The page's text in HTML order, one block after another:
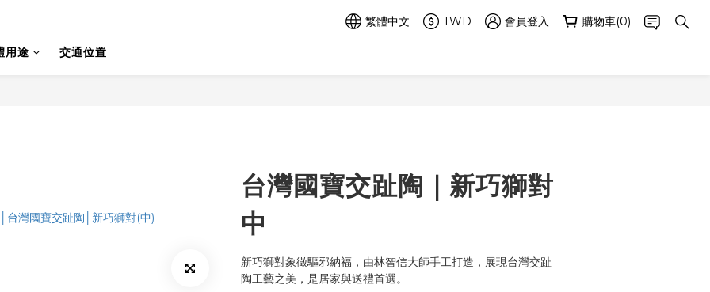
繁體中文 TWD 會員登入 購物車(0)
用途 交通位置
台灣國寶交趾陶｜新巧獅對
中
新巧獅對象徵驅邪納福，由林智信大師手工打造，展現台灣交趾
陶工藝之美，是居家與送禮首選。